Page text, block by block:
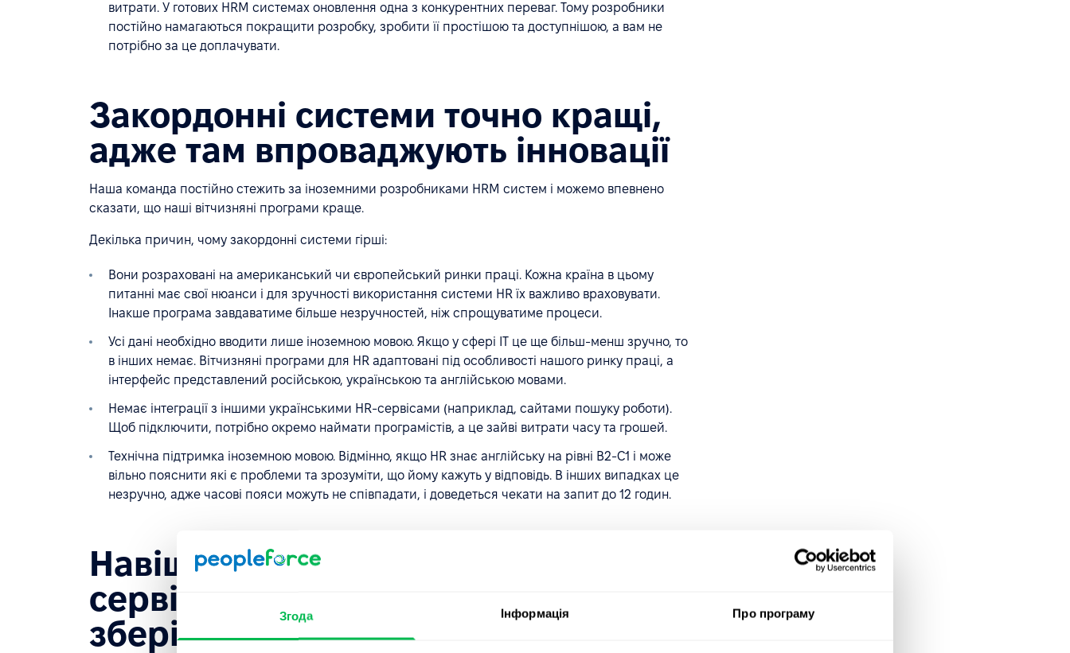
Згода Інформація Про програму
витрати. У готових HRM системах оновлення одна з конкурентних переваг. Тому розробники
постійно намагаються покращити розробку, зробити її простішою та доступнішою, а вам не
потрібно за це доплачувати.
Закордонні системи точно кращі,
адже там впроваджують інновації
Наша команда постійно стежить за іноземними розробниками HRM систем і можемо впевнено
сказати, що наші вітчизняні програми краще.
Декілька причин, чому закордонні системи гірші:
Вони розраховані на американський чи європейський ринки праці. Кожна країна в цьому
питанні має свої нюанси і для зручності використання системи HR їх важливо враховувати.
Інакше програма завдаватиме більше незручностей, ніж спрощуватиме процеси.
Усі дані необхідно вводити лише іноземною мовою. Якщо у сфері IT це ще більш-менш зручно, то
в інших немає. Вітчизняні програми для HR адаптовані під особливості нашого ринку праці, а
інтерфейс представлений російською, українською та англійською мовами.
Немає інтеграції з іншими українськими HR-сервісами (наприклад, сайтами пошуку роботи).
Щоб підключити, потрібно окремо наймати програмістів, а це зайві витрати часу та грошей.
Технічна підтримка іноземною мовою. Відмінно, якщо HR знає англійську на рівні В2-С1 і може
вільно пояснити які є проблеми та зрозуміти, що йому кажуть у відповідь. В інших випадках це
незручно, адже часові пояси можуть не співпадати, і доведеться чекати на запит до 12 годин.
Навіщо нам інтеграція з хмарними
сервісами? Краще нехай усі дані
зберігаються на комп'ютері